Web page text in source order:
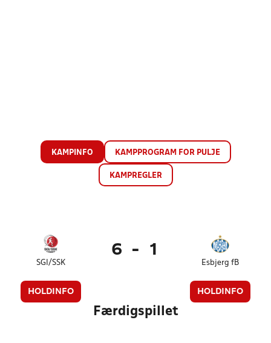
KAMPINFO KAMPPROGRAM FOR PULJE
KAMPREGLER
SGI/SSK
HOLDINFO
6 - 1
Esbjerg fB
HOLDINFO
Færdigspillet